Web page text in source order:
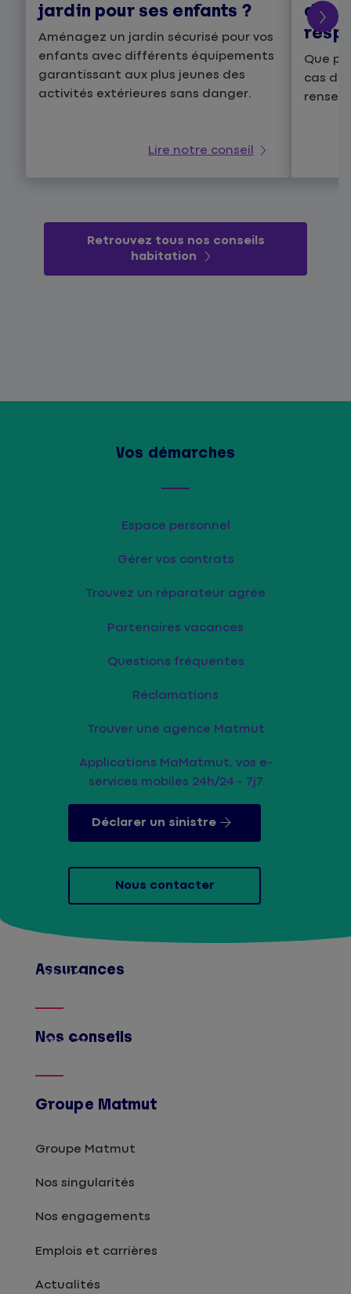
jardin pour ses enfants ?
Aménagez un jardin sécurisé pour vos
enfants avec différents équipements
garantissant aux plus jeunes des
activités extérieures sans danger.
Lire notre conseil
dans
Que
cas de
Retrouvez tous nos conseils
habitation
Vos démarches
Espace personnel
Gérer vos contrats
Trouvez un réparateur agrée
Partenaires vacances
Questions fréquentes
Réclamations
Trouver une agence Matmut
Applications MaMatmut, vos e-
services mobiles 24h/24 - 7j7
Déclarer un sinistre
Nous contacter
Assurances
Afficher
Nos conseils
Afficher
Groupe Matmut
Groupe Matmut
Nos singularités
Nos engagements
Emplois et carrières
Actualités